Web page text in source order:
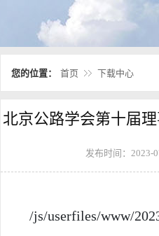
您的位置： 首页 下载中心
北京公路学会第十届
发布时间：2023-
/js/userfiles/www/